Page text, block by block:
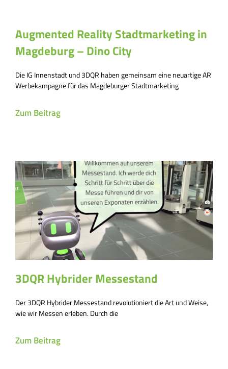
Augmented Reality Stadtmarketing in
Magdeburg – Dino City
Die IG Innenstadt und 3DQR haben gemeinsam eine neuartige AR
Werbekampagne für das Magdeburger Stadtmarketing
Zum Beitrag
3DQR Hybrider Messestand
Der 3DQR Hybrider Messestand revolutioniert die Art und Weise,
wie wir Messen erleben. Durch die
Zum Beitrag